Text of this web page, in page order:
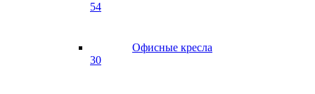
54
Офисные кресла
30